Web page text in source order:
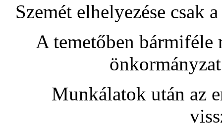
Szemét elhelyezése
A temetőben bármiféle
Munkálatok után az